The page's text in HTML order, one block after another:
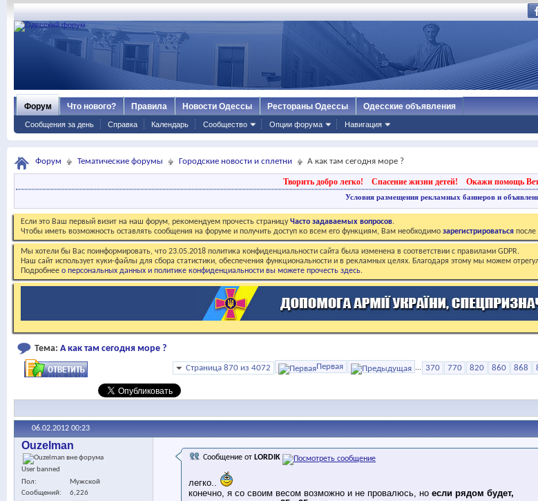
Форум
Сообщения за день Справка Календарь Сообщество Опции форума Навигация
Что нового? Правила Новости Одессы Рестораны Одессы Одесские объявления
Форум Тематические форумы Городские новости и сплетни А как там сегодня море ?
Творить добро легко! Спасение жизни детей! Окажи помощь
Условия размещения рекламных баннеров и
Если это Ваш первый визит на наш форум, рекомендуем прочесть страницуЧасто задаваемых вопросов.
Чтобы иметь возможность оставлять сообщения на форуме и получить доступ ко всем его функциям, Вам необходимо зарегистрироваться после
Мы хотели бы Вас поинформировать, что 23.05.2018 политика конфиденциальности сайта была изменена в соответствии с правилами GDPR.
Наш сайт использует куки-файлы для сбора статистики, обеспечения функциональности и в рекламных целях. Благодаря этому мы можем
Подробнее о персональных данных и политике конфиденциальности вы можете прочесть здесь.
Тема: А как там сегодня море ?
Страница 870 из 4072 Первая ... 370 770 820 860 868
06.02.2012 00:23
Ouzelman
User banned
Пол
Мужской
Сообщений
6,226
Сообщение от LORDIK
легко..
конечно, я со своим весом возможно и не провалюсь, но если рядом будет,